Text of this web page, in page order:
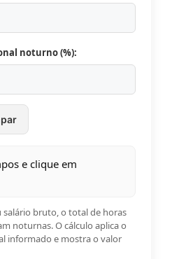
noturno (%):
e clique em
salário bruto, o total de horas
noturnas. O cálculo aplica o
informado e mostra o valor